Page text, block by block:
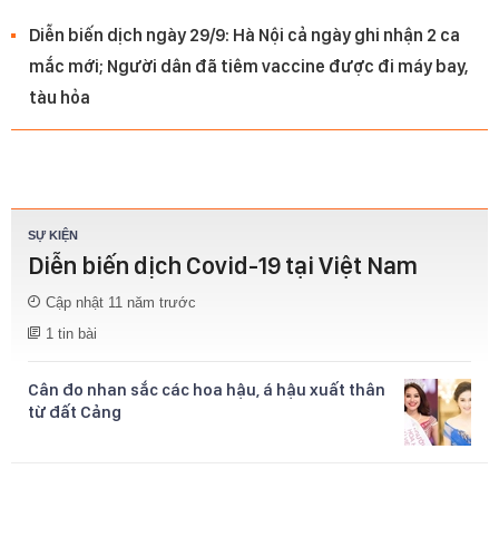
Diễn biến dịch ngày 29/9: Hà Nội cả ngày ghi nhận 2 ca
mắc mới; Người dân đã tiêm vaccine được đi máy bay,
tàu hỏa
SỰ KIỆN
Diễn biến dịch Covid-19 tại Việt Nam
Cập nhật 11 năm trước
1 tin bài
Cân đo nhan sắc các hoa hậu, á hậu xuất thân
từ đất Cảng